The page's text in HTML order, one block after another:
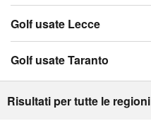
Golf usate Lecce
Golf usate Taranto
Risultati per tutte le regioni